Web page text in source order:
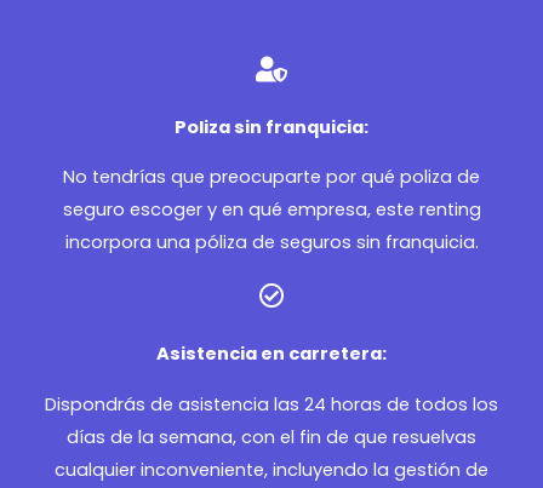
Poliza sin franquicia:
No tendrías que preocuparte por qué poliza de
seguro escoger y en qué empresa, este renting
incorpora una póliza de seguros sin franquicia.
Asistencia en carretera:
Dispondrás de asistencia las 24 horas de todos los
días de la semana, con el fin de que resuelvas
cualquier inconveniente, incluyendo la gestión de